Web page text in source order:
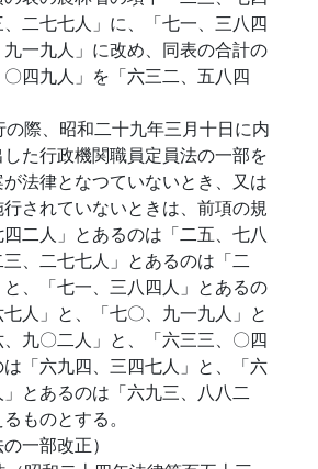
二七七人」に、「七一、三八四
一九人」に改め、同表の合計の
四九人」を「六三二、五八四
の際、昭和二十九年三月十日に内
た行政機関職員定員法の一部を
法律となつていないとき、又は
されていないときは、前項の規
二人」とあるのは「二五、七八
、二七七人」とあるのは「二
、「七一、三八四人」とあるの
人」と、「七〇、九一九人」と
九〇二人」と、「六三三、〇四
「六九四、三四七人」と、「六
とあるのは「六九三、八八二
ものとする。
一部改正）